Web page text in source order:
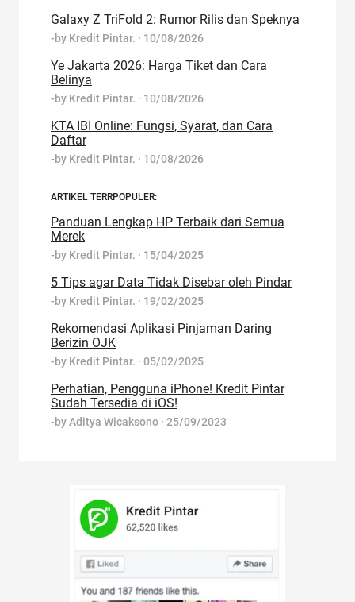
Galaxy Z TriFold 2: Rumor Rilis dan Speknya
-by Kredit Pintar. · 10/08/2026
Ye Jakarta 2026: Harga Tiket dan Cara
Belinya
-by Kredit Pintar. · 10/08/2026
KTA IBI Online: Fungsi, Syarat, dan Cara
Daftar
-by Kredit Pintar. · 10/08/2026
ARTIKEL TERRPOPULER:
Panduan Lengkap HP Terbaik dari Semua
Merek
-by Kredit Pintar. · 15/04/2025
5 Tips agar Data Tidak Disebar oleh Pindar
-by Kredit Pintar. · 19/02/2025
Rekomendasi Aplikasi Pinjaman Daring
Berizin OJK
-by Kredit Pintar. · 05/02/2025
Perhatian, Pengguna iPhone! Kredit Pintar
Sudah Tersedia di iOS!
-byAditya Wicaksono · 25/09/2023